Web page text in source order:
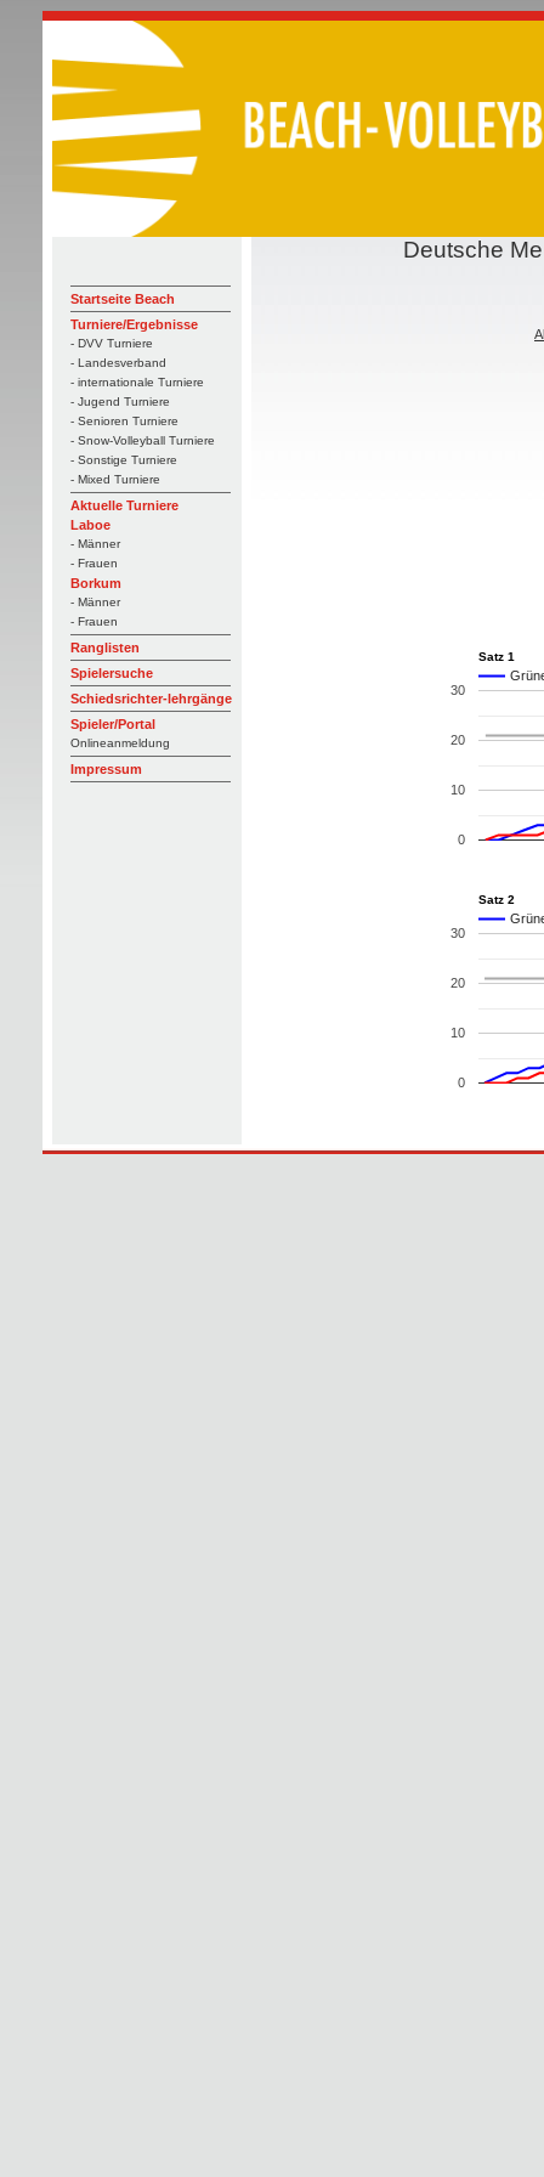
Startseite Beach
Turniere/Ergebnisse
- DVV Turniere
- Landesverband
- internationale Turniere
- Jugend Turniere
- Senioren Turniere
- Snow-Volleyball Turniere
- Sonstige Turniere
- Mixed Turniere
Aktuelle Turniere
Laboe
- Männer
- Frauen
Borkum
- Männer
- Frauen
Ranglisten
Spielersuche
Schiedsrichter-lehrgänge
Spieler/Portal
Onlineanmeldung
Impressum
Deutsche
Satz 1
0
10
20
30
Satz 2
0
10
20
30